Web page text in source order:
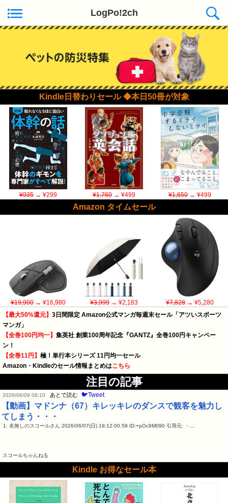
LogPo!2ch
Kindle日替わりセール ◆本日50冊が対象
¥935→ ¥299 ¥1,760→ ¥499 ¥1,650→ ¥499
Amazon タイムセール
¥19,900→ ¥16,980 ¥3,999→ ¥2,183 ¥7,828→ ¥5,280
【最大50%還元】 3日間限定 Amazon公式マンガ毎週末セール「アツいスポーツ
マンガ」
【全巻100円均一】 集英社 創業100周年記念『GANTZ』全巻100円キャンペー
ン！
【全巻11円】 極！単行本シリーズ 11円均一セール
Amazon・Kindleのセール情報まとめはこちら
注目の記事
2026/06/09 08:10 あとで読む 🐦Tweet
【動画】マドンナ（67）キレッキレのダンスで観客を魅力し
てしまう・・・
1: 名無しのスコールさん 2026/06/07(日) 19:12:00.59 ID:+pOc8M090 引用元: ・…
スコールちゃんねる
Kindle お得なセール本